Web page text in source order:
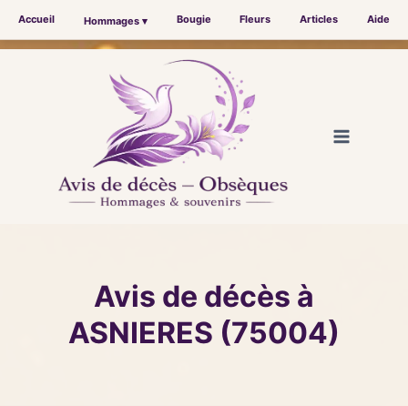
Accueil Hommages ▾ Bougie Fleurs Articles Aide
Avis de décès à
ASNIERES (75004)